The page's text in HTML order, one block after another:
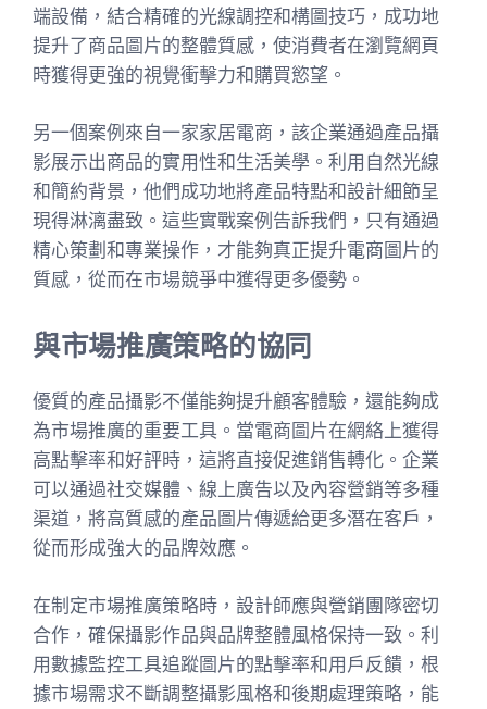
端設備，結合精確的光線調控和構圖技巧，成功地
提升了商品圖片的整體質感，使消費者在瀏覽網頁
時獲得更強的視覺衝擊力和購買慾望。
另一個案例來自一家家居電商，該企業通過產品攝
影展示出商品的實用性和生活美學。利用自然光線
和簡約背景，他們成功地將產品特點和設計細節呈
現得淋漓盡致。這些實戰案例告訴我們，只有通過
精心策劃和專業操作，才能夠真正提升電商圖片的
質感，從而在市場競爭中獲得更多優勢。
與市場推廣策略的協同
優質的產品攝影不僅能夠提升顧客體驗，還能夠成
為市場推廣的重要工具。當電商圖片在網絡上獲得
高點擊率和好評時，這將直接促進銷售轉化。企業
可以通過社交媒體、線上廣告以及內容營銷等多種
渠道，將高質感的產品圖片傳遞給更多潛在客戶，
從而形成強大的品牌效應。
在制定市場推廣策略時，設計師應與營銷團隊密切
合作，確保攝影作品與品牌整體風格保持一致。利
用數據監控工具追蹤圖片的點擊率和用戶反饋，根
據市場需求不斷調整攝影風格和後期處理策略，能